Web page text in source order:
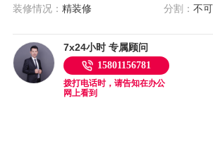
装修情况： 精装修 分割：不
7x24小时 专属顾问
15801156781
拨打电话时，请告知在办公
网上看到